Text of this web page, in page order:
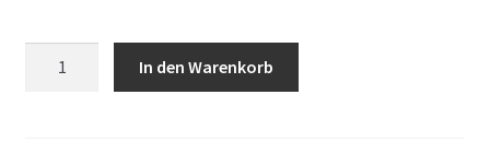
In den Warenkorb